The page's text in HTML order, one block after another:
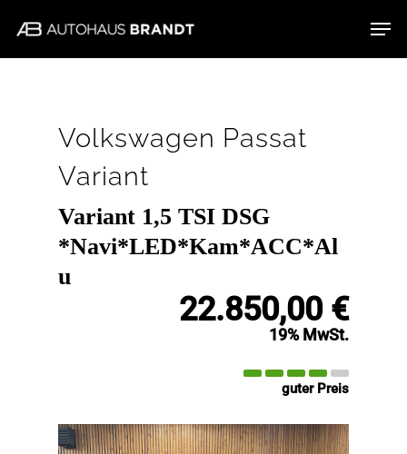
main
Volkswagen Passat
Variant
Variant 1,5 TSI DSG
*Navi*LED*Kam*ACC*Al
u
22.850,00 €
19% MwSt.
guter Preis